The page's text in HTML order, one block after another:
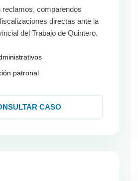
reclamos, comparendos
directas ante la
del Trabajo de Quintero.
patronal
CASO